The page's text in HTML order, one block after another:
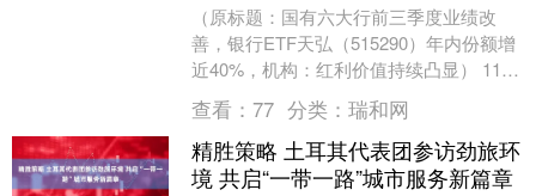
（原标题：国有六大行前三季度业绩改
善，银行ETF天弘（515290）年内份额增
近40%，机构：红利价值持续凸显） 11月
13日，已连涨三日的银行ETF天弘（51....
查看： 77 分类： 瑞和网
精胜策略 土耳其代表团参访劲旅环
境 共启“一带一路”城市服务新篇章